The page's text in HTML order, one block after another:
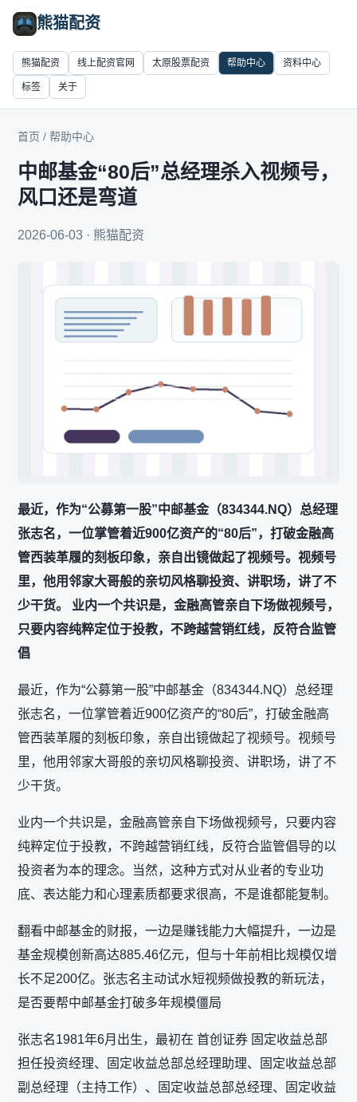
熊猫配资
熊猫配资 线上配资官网 太原股票配资 帮助中心 资料中心
标签 关于
首页 / 帮助中心
中邮基金“80后”总经理杀入视频号，
风口还是弯道
2026-06-03 · 熊猫配资
最近，作为“公募第一股”中邮基金（834344.NQ）总经理
张志名，一位掌管着近900亿资产的“80后”，打破金融高
管西装革履的刻板印象，亲自出镜做起了视频号。视频号
里，他用邻家大哥般的亲切风格聊投资、讲职场，讲了不
少干货。 业内一个共识是，金融高管亲自下场做视频号，
只要内容纯粹定位于投教，不跨越营销红线，反符合监管
倡
最近，作为“公募第一股”中邮基金（834344.NQ）总经理
张志名，一位掌管着近900亿资产的“80后”，打破金融高
管西装革履的刻板印象，亲自出镜做起了视频号。视频号
里，他用邻家大哥般的亲切风格聊投资、讲职场，讲了不
少干货。
业内一个共识是，金融高管亲自下场做视频号，只要内容
纯粹定位于投教，不跨越营销红线，反符合监管倡导的以
投资者为本的理念。当然，这种方式对从业者的专业功
底、表达能力和心理素质都要求很高，不是谁都能复制。
翻看中邮基金的财报，一边是赚钱能力大幅提升，一边是
基金规模创新高达885.46亿元，但与十年前相比规模仅增
长不足200亿。张志名主动试水短视频做投教的新玩法，
是否要帮中邮基金打破多年规模僵局
张志名1981年6月出生，最初在 首创证券 固定收益总部
担任投资经理、固定收益总部总经理助理、固定收益总部
副总经理（主持工作）、固定收益总部总经理、固定收益